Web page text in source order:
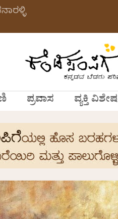
ಪ್ರವಾಸ ವ್ಯಕ್ತಿ ವಿಶೇಷ